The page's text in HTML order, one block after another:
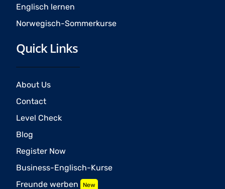
Englisch lernen
Norwegisch-Sommerkurse
Quick Links
About Us
Contact
Level Check
Blog
Register Now
Business-Englisch-Kurse
Freunde werben New